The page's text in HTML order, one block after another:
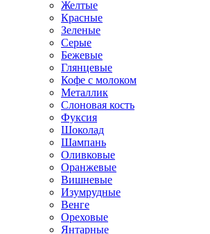
Желтые
Красные
Зеленые
Серые
Бежевые
Глянцевые
Кофе с молоком
Металлик
Слоновая кость
Фуксия
Шоколад
Шампань
Оливковые
Оранжевые
Вишневые
Изумрудные
Венге
Ореховые
Янтарные